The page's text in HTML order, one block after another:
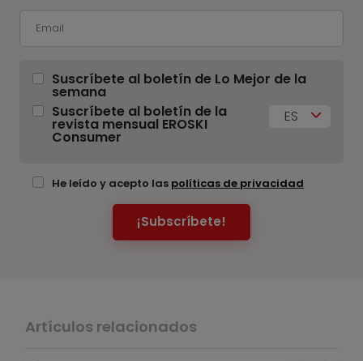
Suscríbete al boletín de Lo Mejor de la
semana
Suscríbete al boletín de la
revista mensual EROSKI
Consumer
ES
He leído y acepto las políticas de privacidad
¡Subscríbete!
Artículos relacionados